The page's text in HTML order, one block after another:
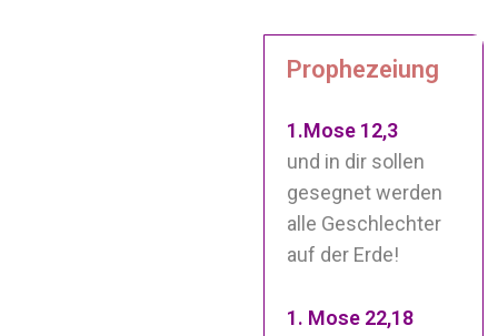
Prophezeiung
1.Mose 12,3
und in dir sollen
gesegnet werden
alle Geschlechter
auf der Erde!
1. Mose 22,18